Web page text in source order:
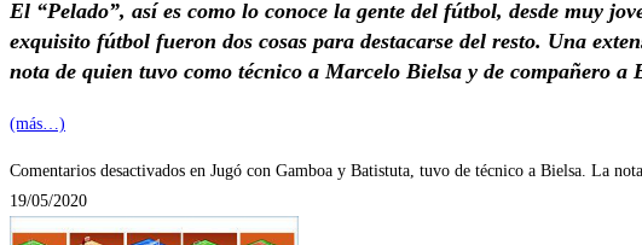
El “Pelado”, así es como lo conoce la gente del fútbol, desde muy
exquisito fútbol fueron dos cosas para destacarse del resto. Una
nota de quien tuvo como técnico a Marcelo Bielsa y de compañero a
(más…)
Comentarios desactivados en Jugó con Gamboa y Batistuta, tuvo de técnico a Bielsa. La
19/05/2020